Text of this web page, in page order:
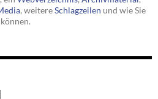
, weitereSchlagzeilen und wie Sie
können.